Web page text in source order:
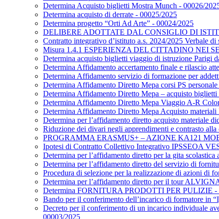
Determina Acquisto biglietti Mostra Munch - 00026/
Determina acquisto di derrate - 00025/2025
Determina progetto “Orti Ad Arte” - 00024/2025
DELIBERE ADOTTATE DAL CONSIGLIO DI
Contratto integrativo d’istituto a.s. 2024/2025 Verbale
Misura 1.4.1 ESPERIENZA DEL CITTADINO NEI
Determina acquisto biglietti viaggio di istruzione Parigi
Determina Affidamento accertamento finale e rilascio
Determina Affidamento servizio di formazione per
Determina Affidamento Diretto Mepa corsi PS
Determina Affidamento Diretto Mepa – acquisto biglietti
Determina Affidamento Diretto Mepa Viaggio A-R
Determina Affidamento Diretto Mepa Acquisto
Determina per l’affidamento diretto acquisto materiale
Riduzione dei divari negli apprendimenti e contrasto
PROGRAMMA ERASMUS+ – AZIONE KA121
Ipotesi di Contratto Collettivo Integrativo IPSSEOA
Determina per l’affidamento diretto per la gita
Determina per l’affidamento diretto del servizio di
Procedura di selezione per la realizzazione di azioni di
Determina per l’affidamento diretto per il tour
Determina FORNITURA PRODOTTI PER PULIZIE -
Bando per il conferimento dell’incarico di formatore in
Decreto per il conferimento di un incarico individuale
00003/2025